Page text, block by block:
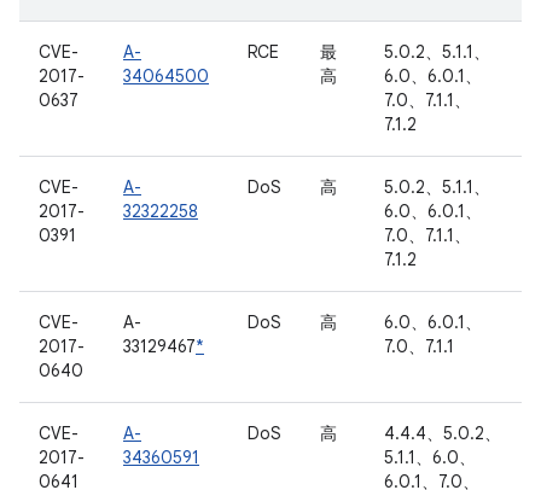
CVE-
2017-
0637
A-
34064500
RCE
最
高
5.0.2、5.1.1、
6.0、6.0.1、
7.0、7.1.1、
7.1.2
CVE-
2017-
0391
A-
32322258
DoS 高
5.0.2、5.1.1、
6.0、6.0.1、
7.0、7.1.1、
7.1.2
CVE-
2017-
0640
A-
33129467*
DoS 高
6.0、6.0.1、
7.0、7.1.1
CVE-
2017-
0641
A-
34360591
DoS 高
4.4.4、5.0.2、
5.1.1、6.0、
6.0.1、7.0、